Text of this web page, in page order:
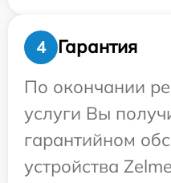
4
Гарантия
По окончании
услуги Вы
гарантийном
устройства